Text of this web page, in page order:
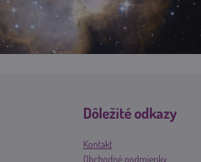
Dôležité odkazy
Kontakt
Obchodné podmienky